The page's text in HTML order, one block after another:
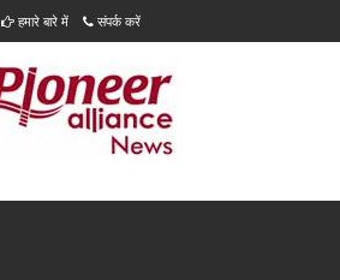
हमारे बारे में संपर्क करें